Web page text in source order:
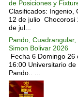
de Posiciones y
Clasificados: Ingenio,
12 de julio
de jul...
Pando,
Simon Bolivar 2026
Fecha 6 Domingo
16:00 Universitario
Pando.. ...